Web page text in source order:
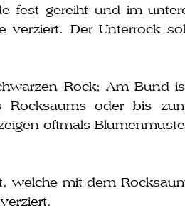
fest gereiht und im
ver­ziert. Der Unterrock
Rock; Am Bund
oder bis
oft­mals
wel­che mit dem